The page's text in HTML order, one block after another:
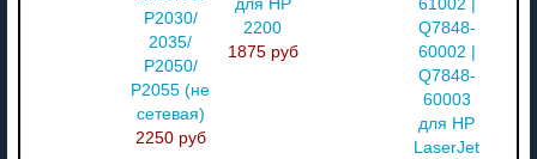
P2030/
2035/
P2050/
P2055 (не
сетевая)
2250 руб
для HP
2200
1875 руб
61002 |
Q7848-
60002 |
Q7848-
60003
для HP
LaserJet